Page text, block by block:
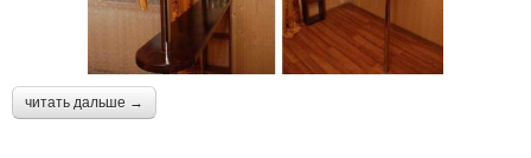
читать дальше →